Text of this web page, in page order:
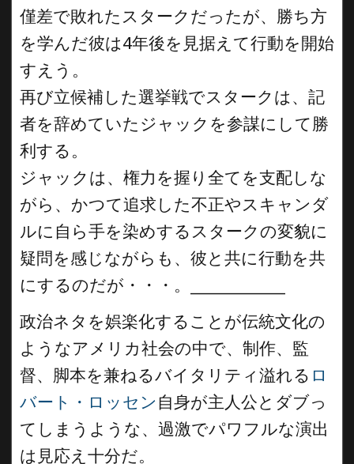
僅差で敗れたスタークだったが、勝ち方
を学んだ彼は4年後を見据えて行動を開始
すえう。
再び立候補した選挙戦でスタークは、記
者を辞めていたジャックを参謀にして勝
利する。
ジャックは、権力を握り全てを支配しな
がら、かつて追求した不正やスキャンダ
ルに自ら手を染めするスタークの変貌に
疑問を感じながらも、彼と共に行動を共
にするのだが・・・。__________
政治ネタを娯楽化することが伝統文化の
ようなアメリカ社会の中で、制作、監
督、脚本を兼ねるバイタリティ溢れる ロ
バート・ロッセン 自身が主人公とダブっ
てしまうような、過激でパワフルな演出
は見応え十分だ。